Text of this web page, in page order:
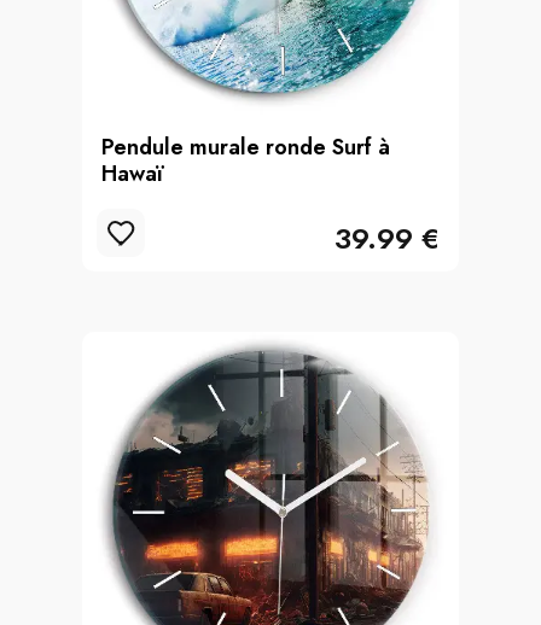
Pendule murale ronde Surf à
Hawaï
39.99 €